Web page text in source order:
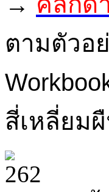
ตามตัวอ
สี่เหลี่ยม